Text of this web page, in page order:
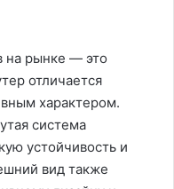
на рынке — это
отличается
характером.
система
устойчивость и
вид также